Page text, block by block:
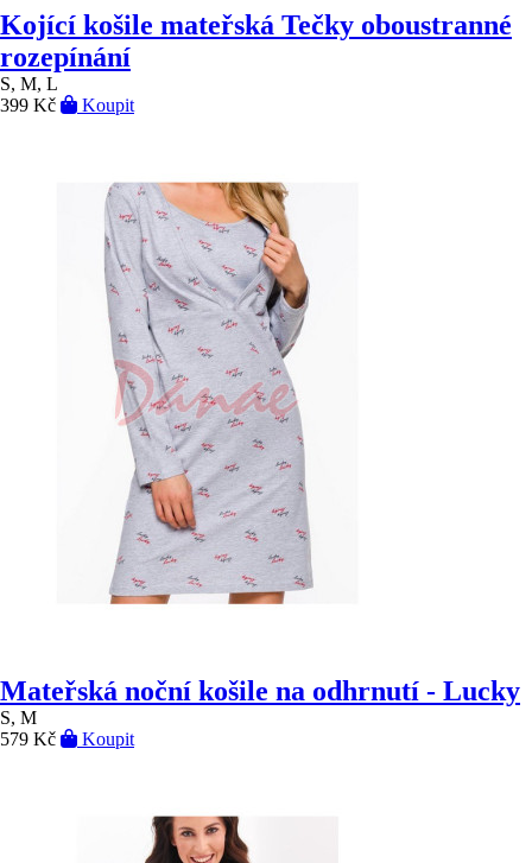
Kojící košile mateřská Tečky oboustranné
rozepínání
S, M, L
399 Kč
Koupit
Mateřská noční košile na odhrnutí - Lucky
S, M
579 Kč
Koupit